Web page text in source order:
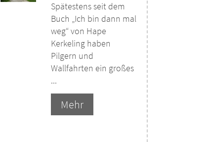
Spätestens seit dem
Buch „Ich bin dann mal
weg“ von Hape
Kerkeling haben
Pilgern und
Wallfahrten ein großes
...
Mehr